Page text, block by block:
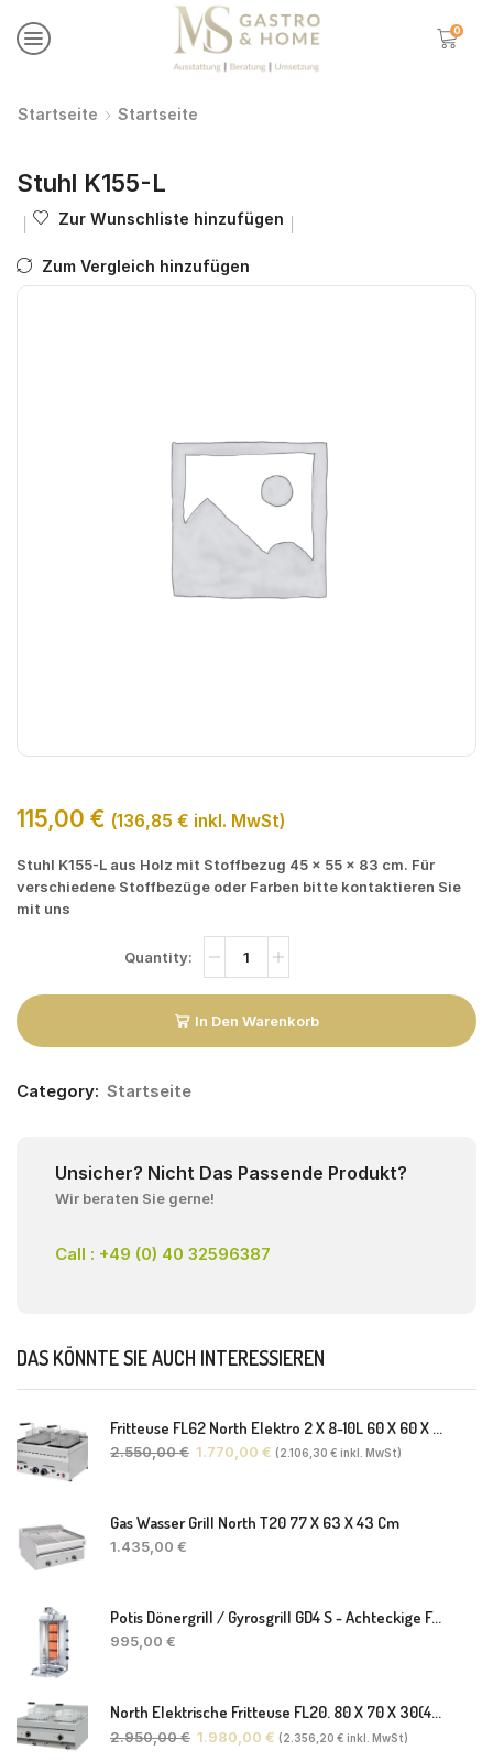
0
Startseite Startseite
Stuhl K155-L
Zur Wunschliste hinzufügen
Zum Vergleich hinzufügen
115,00 € (136,85 € inkl. MwSt)
Stuhl K155-L aus Holz mit Stoffbezug 45 x 55 x 83 cm. Für
verschiedene Stoffbezüge oder Farben bitte kontaktieren Sie
mit uns
In Den Warenkorb
Category: Startseite
Unsicher? Nicht Das Passende Produkt?
Wir beraten Sie gerne!
Call : +49 (0) 40 32596387
DAS KÖNNTE SIE AUCH INTERESSIEREN
Fritteuse FL62 North Elektro 2 X 8-10L 60 X 60 X 30(38) Cm
2.550,00€ 1.770,00 € (2.106,30 € inkl. MwSt)
Gas Wasser Grill North T20 77 X 63 X 43 Cm
1.435,00 €
Potis Dönergrill / Gyrosgrill GD4 S - Achteckige Fettwanne-Ohne Schaufel
995,00 €
North Elektrische Fritteuse FL20. 80 X 70 X 30(46) Cm
2.950,00€ 1.980,00 € (2.356,20 € inkl. MwSt)